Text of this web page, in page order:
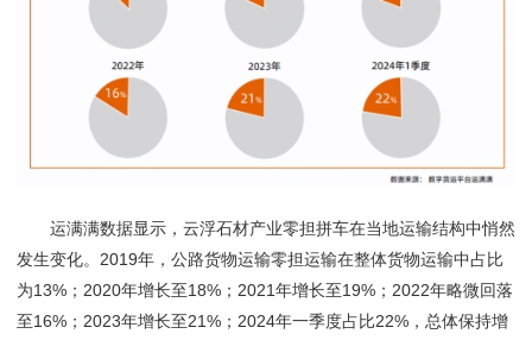
运满满数据显示，云浮石材产业零担拼车在当地运输结构中悄然
发生变化。 2019年，公路货物运输零担运输在整体货物运输中占比
为13%；2020年增长至18%；2021年增长至19%；2022年略微回落
至16%；2023年增长至21%；2024年一季度占比22%，总体保持增